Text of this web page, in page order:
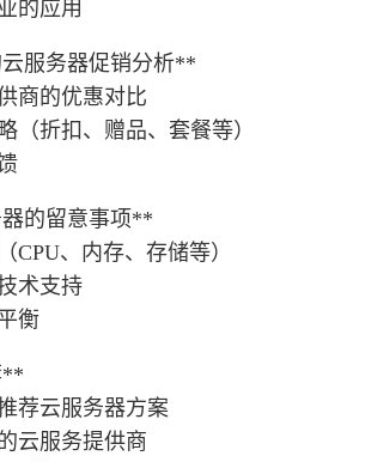
的应用
服务器促销分析**
商的优惠对比
（折扣、赠品、套餐等）
的留意事项**
CPU、内存、存储等）
术支持
衡
**
荐云服务器方案
云服务提供商